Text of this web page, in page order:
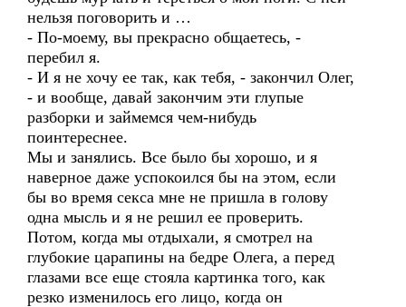
нельзя поговорить и …
- По-моему, вы прекрасно общаетесь, -
перебил я.
- И я не хочу ее так, как тебя, - закончил Олег,
- и вообще, давай закончим эти глупые
разборки и займемся чем-нибудь
поинтереснее.
Мы и занялись. Все было бы хорошо, и я
наверное даже успокоился бы на этом, если
бы во время секса мне не пришла в голову
одна мысль и я не решил ее проверить.
Потом, когда мы отдыхали, я смотрел на
глубокие царапины на бедре Олега, а перед
глазами все еще стояла картинка того, как
резко изменилось его лицо, когда он